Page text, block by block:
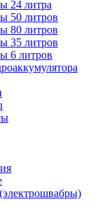
24 литра
50 литров
80 литров
35 литров
6 литров